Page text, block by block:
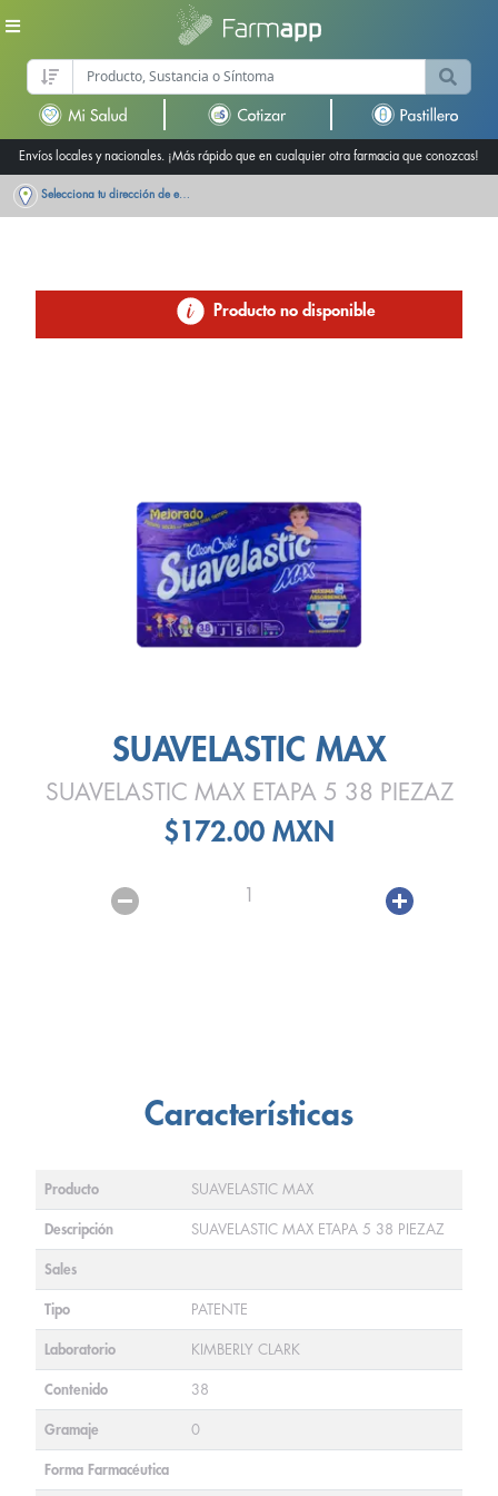
Envíos locales y nacionales. ¡Más rápido que en cualquier otra farmacia que conozcas!
Selecciona tu dirección de entrega
Producto no disponible
SUAVELASTIC MAX
SUAVELASTIC MAX ETAPA 5 38 PIEZAZ
$172.00 MXN
1
Características
Producto SUAVELASTIC MAX
Descripción SUAVELASTIC MAX ETAPA 5 38 PIEZAZ
Sales
Tipo PATENTE
Laboratorio KIMBERLY CLARK
Contenido 38
Gramaje 0
Forma Farmacéutica